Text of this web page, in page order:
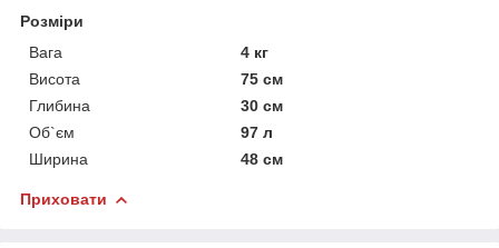
Розміри
Вага
4 кг
Висота
75 см
Глибина
30 см
Об`єм
97 л
Ширина
48 см
Приховати